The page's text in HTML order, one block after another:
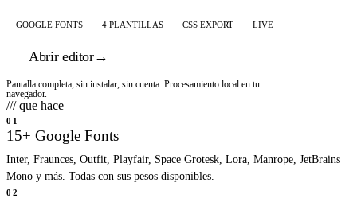
GOOGLE FONTS 4 PLANTILLAS CSS EXPORT LIVE
Abrir editor→
Pantalla completa, sin instalar, sin cuenta. Procesamiento local en tu
navegador.
/// que hace
01
15+ Google Fonts
Inter, Fraunces, Outfit, Playfair, Space Grotesk, Lora, Manrope, JetBrains
Mono y más. Todas con sus pesos disponibles.
02